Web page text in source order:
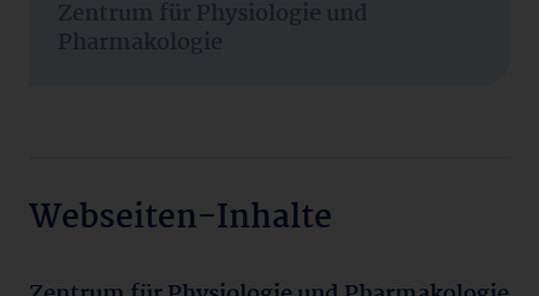
Zentrum für Physiologie und
Pharmakologie
Webseiten-Inhalte